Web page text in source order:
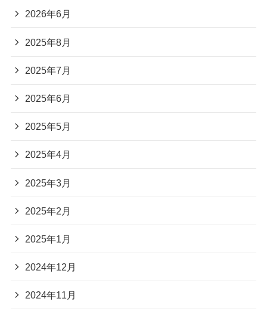
2026年6月
2025年8月
2025年7月
2025年6月
2025年5月
2025年4月
2025年3月
2025年2月
2025年1月
2024年12月
2024年11月